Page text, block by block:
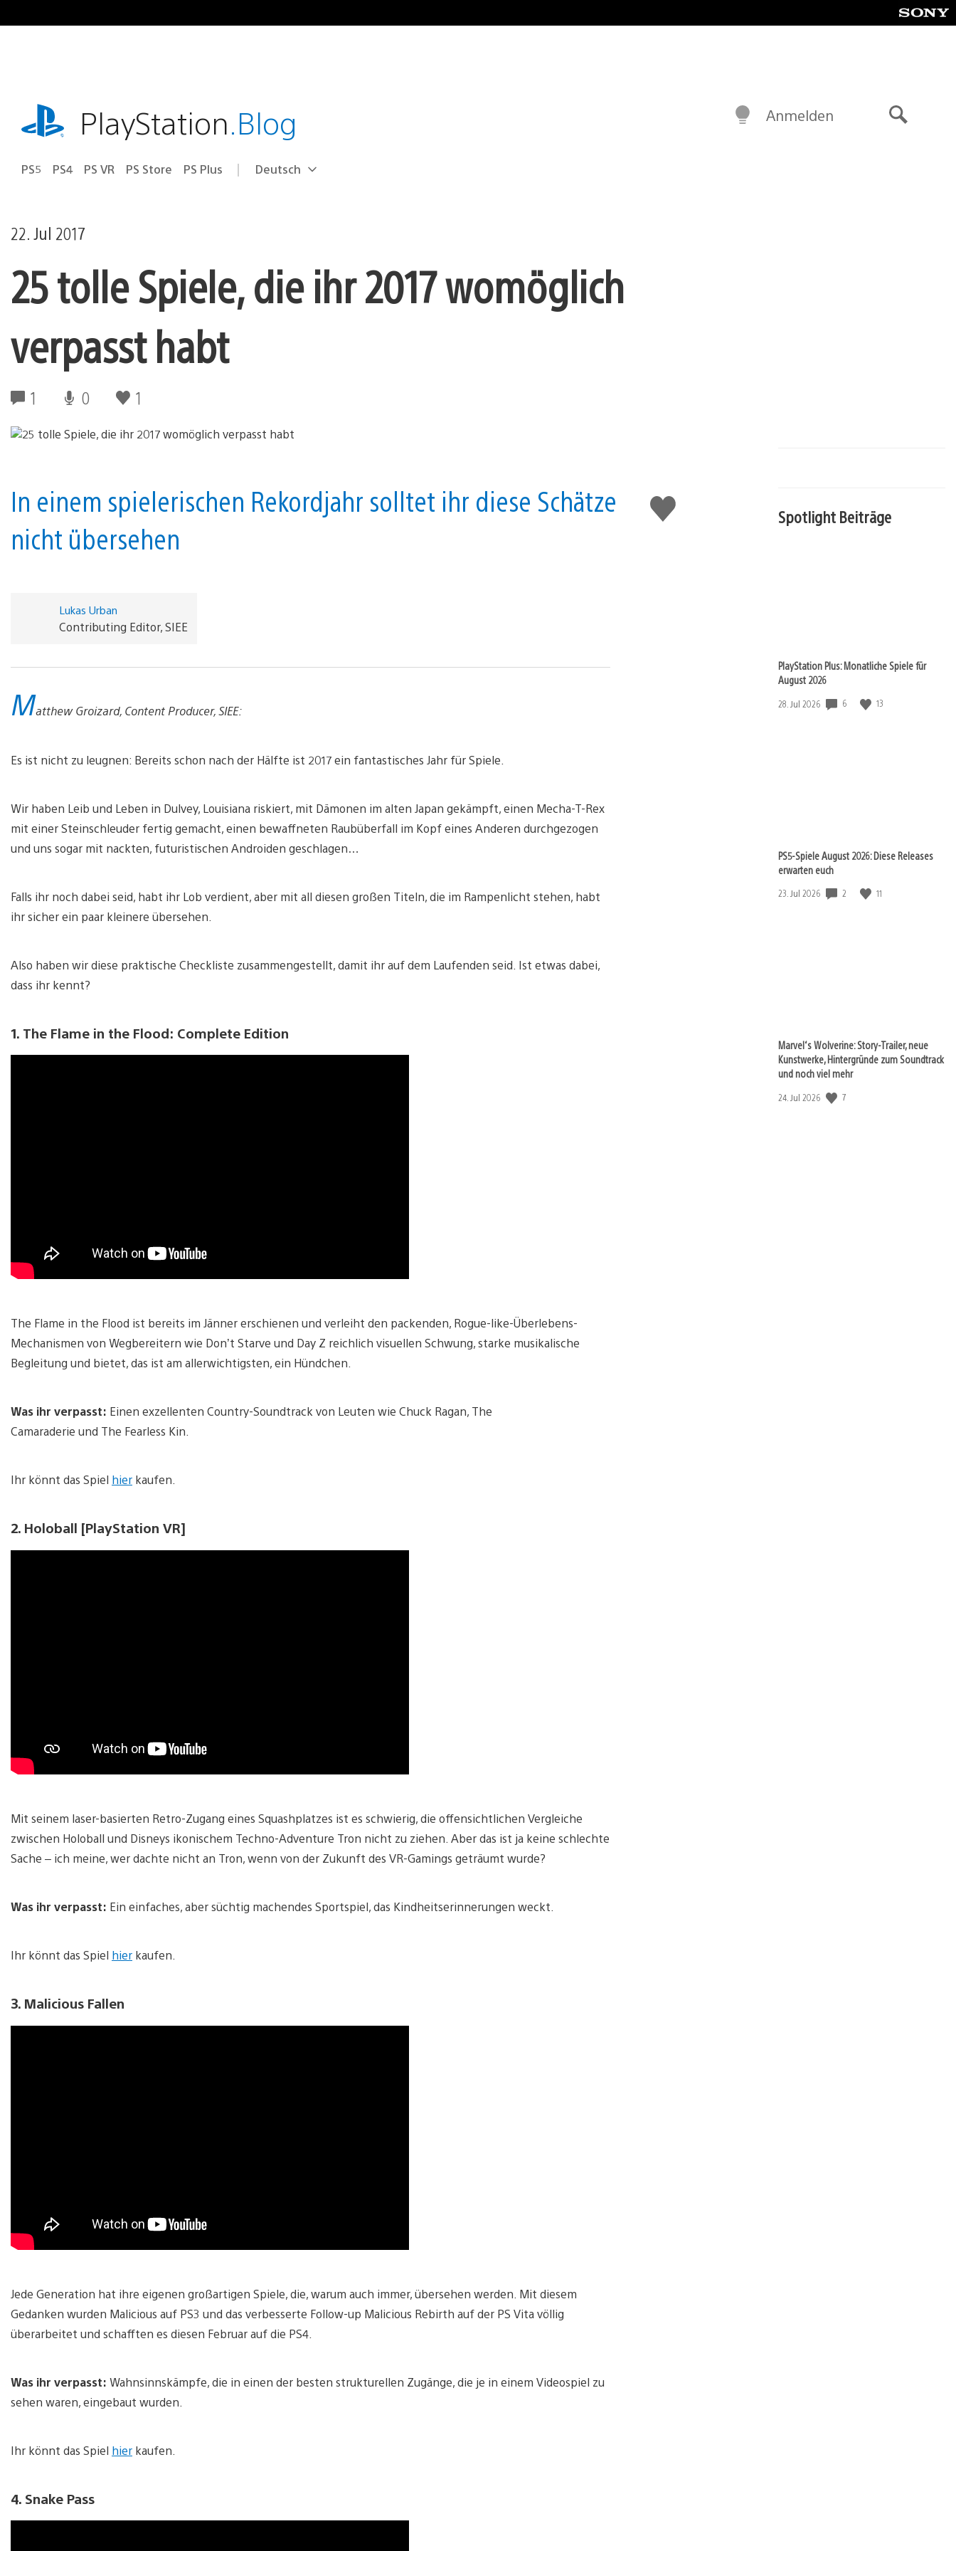
Inhalt
playstation.comPlayStation.Blog
PS5 PS4 PS VR PS Store PS Plus Select
Aktuelle
Deutsch
Anmelden
22. Jul 2017
25 tolle Spiele, die ihr 2017 womöglich
verpasst habt
1 0 1
Gefällt
mir
In einem spielerischen Rekordjahr solltet ihr diese Schätze
nicht übersehen
Lukas Urban
Contributing Editor, SIEE
Matthew Groizard, Content Producer, SIEE:
Es ist nicht zu leugnen: Bereits schon nach der Hälfte ist 2017 ein fantastisches Jahr für Spiele.
Wir haben Leib und Leben in Dulvey, Louisiana riskiert, mit Dämonen im alten Japan gekämpft, einen Mecha-T-Rex
mit einer Steinschleuder fertig gemacht, einen bewaffneten Raubüberfall im Kopf eines Anderen durchgezogen
und uns sogar mit nackten, futuristischen Androiden geschlagen…
Falls ihr noch dabei seid, habt ihr Lob verdient, aber mit all diesen großen Titeln, die im Rampenlicht stehen, habt
ihr sicher ein paar kleinere übersehen.
Also haben wir diese praktische Checkliste zusammengestellt, damit ihr auf dem Laufenden seid. Ist etwas dabei,
dass ihr kennt?
1. The Flame in the Flood: Complete Edition
The Flame in the Flood ist bereits im Jänner erschienen und verleiht den packenden, Rogue-like-Überlebens-
Mechanismen von Wegbereitern wie Don’t Starve und Day Z reichlich visuellen Schwung, starke musikalische
Begleitung und bietet, das ist am allerwichtigsten, ein Hündchen.
Was ihr verpasst: Einen exzellenten Country-Soundtrack von Leuten wie Chuck Ragan, The
Camaraderie und The Fearless Kin.
Ihr könnt das Spiel hier kaufen.
2. Holoball [PlayStation VR]
Mit seinem laser-basierten Retro-Zugang eines Squashplatzes ist es schwierig, die offensichtlichen Vergleiche
zwischen Holoball und Disneys ikonischem Techno-Adventure Tron nicht zu ziehen. Aber das ist ja keine schlechte
Sache – ich meine, wer dachte nicht an Tron, wenn von der Zukunft des VR-Gamings geträumt wurde?
Was ihr verpasst: Ein einfaches, aber süchtig machendes Sportspiel, das Kindheitserinnerungen weckt.
Ihr könnt das Spiel hier kaufen.
3. Malicious Fallen
Jede Generation hat ihre eigenen großartigen Spiele, die, warum auch immer, übersehen werden. Mit diesem
Gedanken wurden Malicious auf PS3 und das verbesserte Follow-up Malicious Rebirth auf der PS Vita völlig
überarbeitet und schafften es diesen Februar auf die PS4.
Was ihr verpasst: Wahnsinnskämpfe, die in einen der besten strukturellen Zugänge, die je in einem Videospiel zu
sehen waren, eingebaut wurden.
Ihr könnt das Spiel hier kaufen.
4. Snake Pass
Spotlight Beiträge
PlayStation Plus: Monatliche Spiele für
August 2026
Veröffentlichungsdatum:
28. Jul 2026 6 13
PS5-Spiele August 2026: Diese Releases
erwarten euch
Veröffentlichungsdatum:
23. Jul 2026 2 11
Marvel‘s Wolverine: Story-Trailer, neue
Kunstwerke, Hintergründe zum Soundtrack
und noch viel mehr
Veröffentlichungsdatum:
24. Jul 2026 7